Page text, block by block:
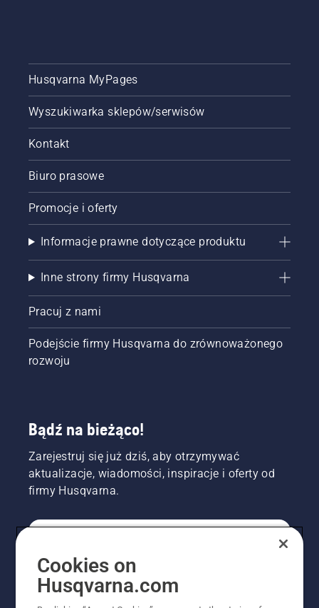
Husqvarna MyPages
Wyszukiwarka sklepów/serwisów
Kontakt
Biuro prasowe
Promocje i oferty
Informacje prawne dotyczące produktu
Inne strony firmy Husqvarna
Pracuj z nami
Podejście firmy Husqvarna do zrównoważonego
rozwoju
Bądź na bieżąco!
Zarejestruj się już dziś, aby otrzymywać
aktualizacje, wiadomości, inspiracje i oferty od
firmy Husqvarna.
PROFESJONALISTA
Cookies on
Husqvarna.com